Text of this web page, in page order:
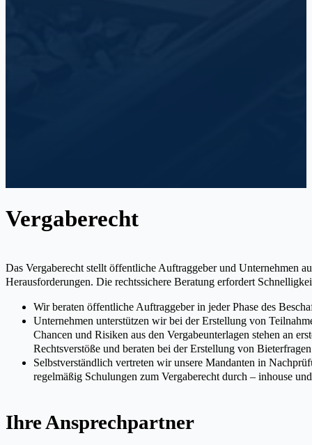
Vergaberecht
Das Vergaberecht stellt öffentliche Auftraggeber und Unternehmen
Herausforderungen. Die rechtssichere Beratung erfordert
Wir beraten öffentliche Auftraggeber in jeder Phase des
Unternehmen unterstützen wir bei der Erstellung von
Chancen und Risiken aus den Vergabeunterlagen stehen an
Rechtsverstöße und beraten bei der Erstellung von
Selbstverständlich vertreten wir unsere Mandanten in
regelmäßig Schulungen zum Vergaberecht durch – inhouse
Ihre Ansprechpartner